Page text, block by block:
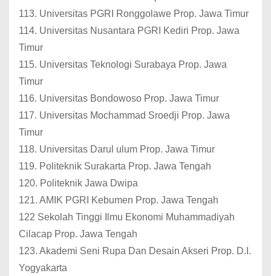
113. Universitas PGRI Ronggolawe Prop. Jawa Timur
114. Universitas Nusantara PGRI Kediri Prop. Jawa
Timur
115. Universitas Teknologi Surabaya Prop. Jawa
Timur
116. Universitas Bondowoso Prop. Jawa Timur
117. Universitas Mochammad Sroedji Prop. Jawa
Timur
118. Universitas Darul ulum Prop. Jawa Timur
119. Politeknik Surakarta Prop. Jawa Tengah
120. Politeknik Jawa Dwipa
121. AMIK PGRI Kebumen Prop. Jawa Tengah
122 Sekolah Tinggi Ilmu Ekonomi Muhammadiyah
Cilacap Prop. Jawa Tengah
123. Akademi Seni Rupa Dan Desain Akseri Prop. D.I.
Yogyakarta